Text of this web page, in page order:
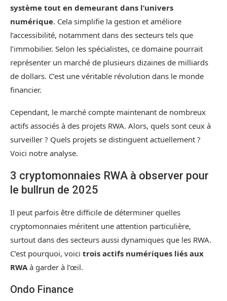
système tout en demeurant dans l’univers
numérique. Cela simplifie la gestion et améliore
l’accessibilité, notamment dans des secteurs tels que
l’immobilier. Selon les spécialistes, ce domaine pourrait
représenter un marché de plusieurs dizaines de milliards
de dollars. C’est une véritable révolution dans le monde
financier.
Cependant, le marché compte maintenant de nombreux
actifs associés à des projets RWA. Alors, quels sont ceux à
surveiller ? Quels projets se distinguent actuellement ?
Voici notre analyse.
3 cryptomonnaies RWA à observer pour
le bullrun de 2025
Il peut parfois être difficile de déterminer quelles
cryptomonnaies méritent une attention particulière,
surtout dans des secteurs aussi dynamiques que les RWA.
C’est pourquoi, voici trois actifs numériques liés aux
RWAà garder à l’œil.
Ondo Finance